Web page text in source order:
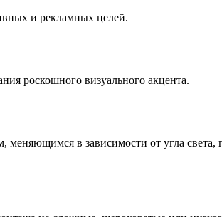
и рекламных целей.
роскошного визуального акцента.
в зависимости от угла